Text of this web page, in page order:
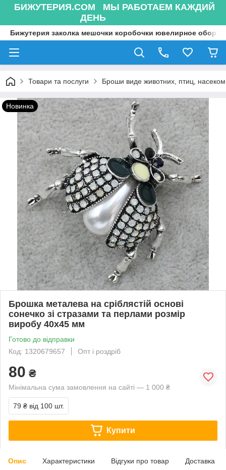
БИЖУТЕРИЯ.COM МЫ РАБОТАЕМ КАЖДИЙ
ДЕНЬ
Бижутерия заколка мешочки коробочки ювелирное
Товари та послуги Броши виде животних, птиц,
Новинка
Брошка металева на сріблястій основі
сонечко зі стразами та перлами розмір
виробу 40х45 мм
Готово до відправки
Код: 1320679657
Опт і роздріб
80 ₴
Мінімальна сума замовлення на сайті — 1 000 ₴
79 ₴ від 100 шт.
Купити
Опис Характеристики Відгуки про товар Доставка